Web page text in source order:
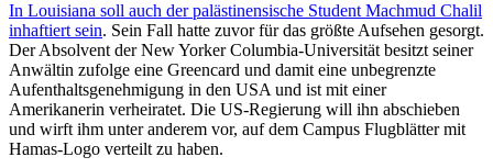
In Louisiana soll auch der palästinensische Student Machmud Chalil
inhaftiert sein. Sein Fall hatte zuvor für das größte Aufsehen gesorgt.
Der Absolvent der New Yorker Columbia-Universität besitzt seiner
Anwältin zufolge eine Greencard und damit eine unbegrenzte
Aufenthaltsgenehmigung in den USA und ist mit einer
Amerikanerin verheiratet. Die US-Regierung will ihn abschieben
und wirft ihm unter anderem vor, auf dem Campus Flugblätter mit
Hamas-Logo verteilt zu haben.